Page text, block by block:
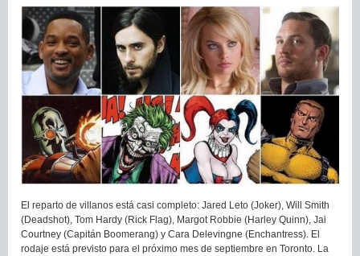
El reparto de villanos está casi completo: Jared Leto (Joker), Will Smith
(Deadshot), Tom Hardy (Rick Flag), Margot Robbie (Harley Quinn), Jai
Courtney (Capitán Boomerang) y Cara Delevingne (Enchantress). El
rodaje está previsto para el próximo mes de septiembre en Toronto. La